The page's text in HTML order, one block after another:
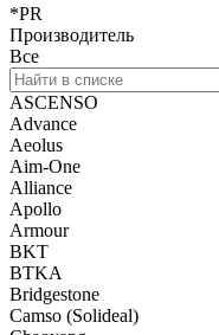
*PR
Производитель
Все
ASCENSO
Advance
Aeolus
Aim-One
Alliance
Apollo
Armour
BKT
BTKA
Bridgestone
Camso (Solideal)